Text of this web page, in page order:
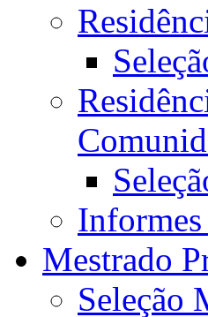
Informes
Mestrado
Seleção